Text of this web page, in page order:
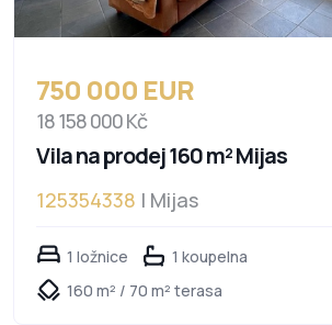
750 000 EUR
18 158 000 Kč
Vila na prodej 160 m² Mijas
125354338 | Mijas
1 ložnice
1 koupelna
160 m² / 70 m² terasa